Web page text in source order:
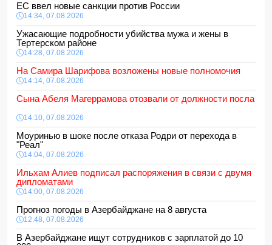
ЕС ввел новые санкции против России
14:34, 07.08.2026
Ужасающие подробности убийства мужа и жены в
Тертерском районе
14:28, 07.08.2026
На Самира Шарифова возложены новые полномочия
14:14, 07.08.2026
Сына Абеля Магеррамова отозвали от должности посла
14:10, 07.08.2026
Моуринью в шоке после отказа Родри от перехода в
"Реал"
14:04, 07.08.2026
Ильхам Алиев подписал распоряжения в связи с двумя
дипломатами
14:00, 07.08.2026
Прогноз погоды в Азербайджане на 8 августа
12:48, 07.08.2026
В Азербайджане ищут сотрудников с зарплатой до 10